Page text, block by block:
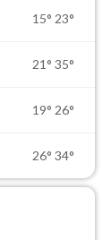
15° 23°
21° 35°
19° 26°
26° 34°